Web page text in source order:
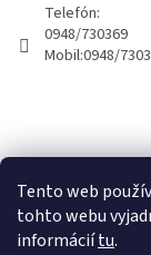
Tento web
tohto webu
informáciítu.
Telefón:
0948/730369
Mobil:0948/